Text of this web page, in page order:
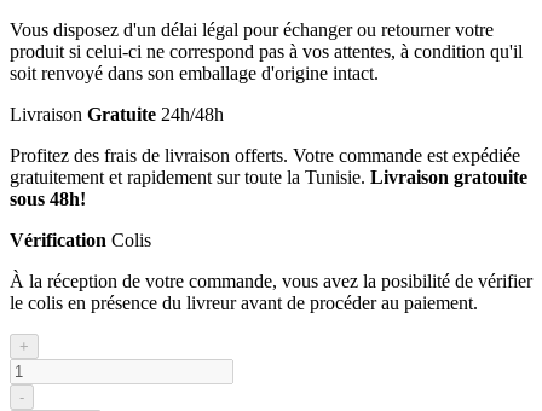
Vous disposez d'un délai légal pour échanger ou retourner votre
produit si celui-ci ne correspond pas à vos attentes, à condition qu'il
soit renvoyé dans son emballage d'origine intact.
Livraison Gratuite 24h/48h
Profitez des frais de livraison offerts. Votre commande est expédiée
gratuitement et rapidement sur toute la Tunisie. Livraison gratouite
sous 48h!
Vérification Colis
À la réception de votre commande, vous avez la posibilité de vérifier
le colis en présence du livreur avant de procéder au paiement.
+
-